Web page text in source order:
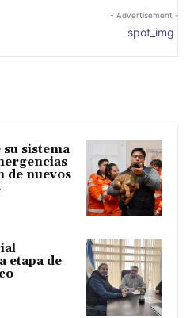
- Advertisement -
sistema
de nuevos
etapa de